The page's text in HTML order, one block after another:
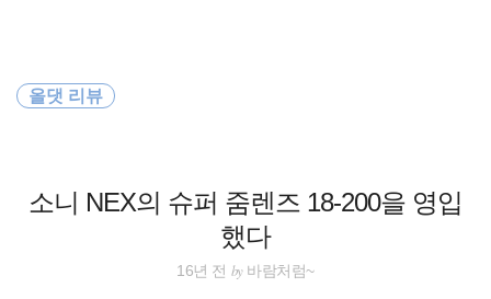
바
로
소니 NEX의 슈퍼 줌렌즈 18-200을 영입
했다
올댓 리뷰
16년 전 by바람처럼~
호주
travel